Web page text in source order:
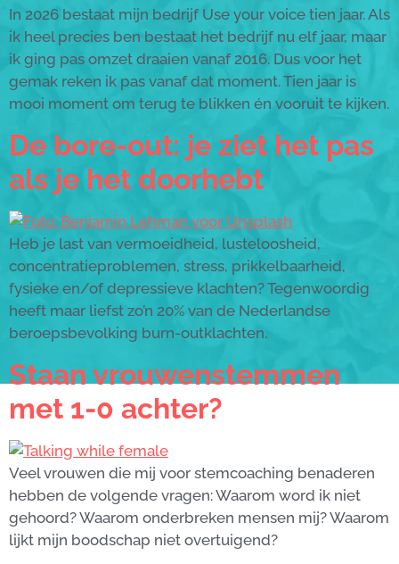
In 2026 bestaat mijn bedrijf Use your voice tien jaar. Als
ik heel precies ben bestaat het bedrijf nu elf jaar, maar
ik ging pas omzet draaien vanaf 2016. Dus voor het
gemak reken ik pas vanaf dat moment. Tien jaar is
mooi moment om terug te blikken én vooruit te kijken.
De bore-out: je ziet het pas
als je het doorhebt
Heb je last van vermoeidheid, lusteloosheid,
concentratieproblemen, stress, prikkelbaarheid,
fysieke en/of depressieve klachten? Tegenwoordig
heeft maar liefst zo’n 20% van de Nederlandse
beroepsbevolking burn-outklachten.
Staan vrouwenstemmen
met 1-0 achter?
Veel vrouwen die mij voor stemcoaching benaderen
hebben de volgende vragen: Waarom word ik niet
gehoord? Waarom onderbreken mensen mij? Waarom
lijkt mijn boodschap niet overtuigend?